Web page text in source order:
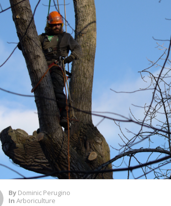
By Dominic Perugino
In Arboriculture